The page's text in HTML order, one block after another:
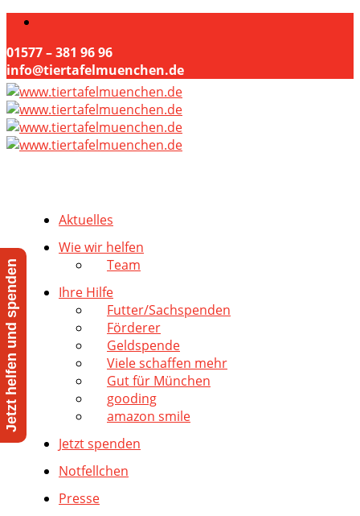
01577 – 381 96 96
info@tiertafelmuenchen.de
Aktuelles
Wie wir helfen
Team
Ihre Hilfe
Futter/Sachspenden
Förderer
Geldspende
Viele schaffen mehr
Gut für München
gooding
amazon smile
Jetzt spenden
Notfellchen
Presse
Jetzt helfen und spenden